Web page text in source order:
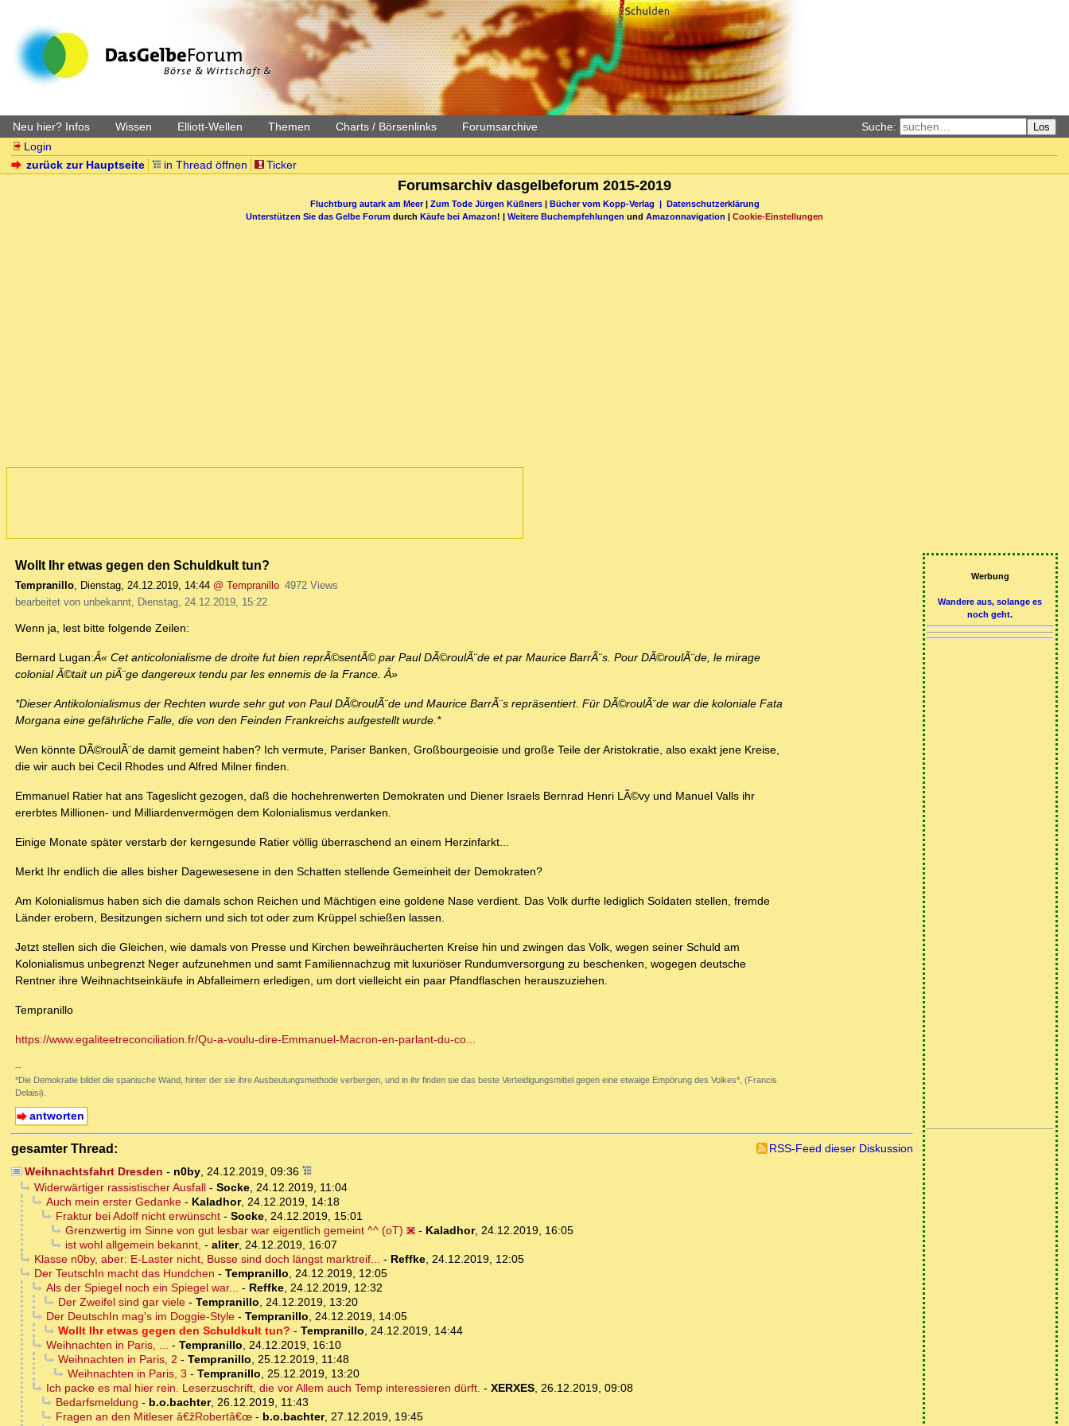
Neu hier? Infos Wissen Elliott-Wellen Themen Charts / Börsenlinks Forumsarchive Suche: Los
Login
zurück zur Hauptseite
in Thread öffnen Ticker
Forumsarchiv dasgelbeforum 2015-2019
Fluchtburg autark am Meer| Zum Tode Jürgen Küßners| Bücher vom Kopp-Verlag |
Datenschutzerklärung
Unterstützen Sie das Gelbe Forum durch Käufe bei Amazon! | Weitere Buchempfehlungen und Amazonnavigation Cookie-Einstellungen
Wollt Ihr etwas gegen den Schuldkult tun?
Tempranillo, Dienstag, 24.12.2019, 14:44 @ Tempranillo 4972 Views
bearbeitet von unbekannt, Dienstag, 24.12.2019, 15:22
Wenn ja, lest bitte folgende Zeilen:
Bernard Lugan:Â« Cet anticolonialisme de droite fut bien reprÃ©sentÃ© par Paul DÃ©roulÃ¨de et par Maurice BarrÃ¨s. Pour DÃ©roulÃ¨de, le mirage
colonial Ã©tait un piÃ¨ge dangereux tendu par les ennemis de la France. Â»
*Dieser Antikolonialismus der Rechten wurde sehr gut von Paul DÃ©roulÃ¨de und Maurice BarrÃ¨s repräsentiert. Für DÃ©roulÃ¨de war die koloniale Fata
Morgana eine gefährliche Falle, die von den Feinden Frankreichs aufgestellt wurde.*
Wen könnte DÃ©roulÃ¨de damit gemeint haben? Ich vermute, Pariser Banken, Großbourgeoisie und große Teile der Aristokratie, also exakt jene Kreise,
die wir auch bei Cecil Rhodes und Alfred Milner finden.
Emmanuel Ratier hat ans Tageslicht gezogen, daß die hochehrenwerten Demokraten und Diener Israels Bernrad Henri LÃ©vy und Manuel Valls ihr
ererbtes Millionen- und Milliardenvermögen dem Kolonialismus verdanken.
Einige Monate später verstarb der kerngesunde Ratier völlig überraschend an einem Herzinfarkt...
Merkt Ihr endlich die alles bisher Dagewesesene in den Schatten stellende Gemeinheit der Demokraten?
Am Kolonialismus haben sich die damals schon Reichen und Mächtigen eine goldene Nase verdient. Das Volk durfte lediglich Soldaten stellen, fremde
Länder erobern, Besitzungen sichern und sich tot oder zum Krüppel schießen lassen.
Jetzt stellen sich die Gleichen, wie damals von Presse und Kirchen beweihräucherten Kreise hin und zwingen das Volk, wegen seiner Schuld am
Kolonialismus unbegrenzt Neger aufzunehmen und samt Familiennachzug mit luxuriöser Rundumversorgung zu beschenken, wogegen deutsche
Rentner ihre Weihnachtseinkäufe in Abfalleimern erledigen, um dort vielleicht ein paar Pfandflaschen herauszuziehen.
Tempranillo
https://www.egaliteetreconciliation.fr/Qu-a-voulu-dire-Emmanuel-Macron-en-parlant-du-co...
--
*Die Demokratie bildet die spanische Wand, hinter der sie ihre Ausbeutungsmethode verbergen, und in ihr finden sie das beste Verteidigungsmittel gegen eine etwaige Empörung des Volkes*, (Francis
Delaisi).
antworten
gesamter Thread:
RSS-Feed dieser Diskussion
Weihnachtsfahrt Dresden - n0by, 24.12.2019, 09:36
Widerwärtiger rassistischer Ausfall- Socke, 24.12.2019, 11:04
Auch mein erster Gedanke- Kaladhor, 24.12.2019, 14:18
Fraktur bei Adolf nicht erwünscht- Socke, 24.12.2019, 15:01
Grenzwertig im Sinne von gut lesbar war eigentlich gemeint ^^ (oT)
- Kaladhor, 24.12.2019, 16:05
ist wohl allgemein bekannt, - aliter, 24.12.2019, 16:07
Klasse n0by, aber: E-Laster nicht, Busse sind doch längst marktreif...
- Reffke, 24.12.2019, 12:05
Der TeutschIn macht das Hundchen - Tempranillo
24.12.2019, 12:05
Als der Spiegel noch ein Spiegel war...
- Reffke, 24.12.2019, 12:32
Der Zweifel sind gar viele- Tempranillo
24.12.2019, 13:20
Der DeutschIn mag's im Doggie-Style- Tempranillo
24.12.2019, 14:05
Wollt Ihr etwas gegen den Schuldkult tun? - Tempranillo
24.12.2019, 14:44
Weihnachten in Paris, ...
- Tempranillo
24.12.2019, 16:10
Weihnachten in Paris, 2 - Tempranillo
25.12.2019, 11:48
Weihnachten in Paris, 3 - Tempranillo
25.12.2019, 13:20
Ich packe es mal hier rein. Leserzuschrift, die vor Allem auch Temp interessieren dürft. - XERXES, 26.12.2019, 09:08
Bedarfsmeldung - b.o.bachter, 26.12.2019, 11:43
Fragen an den Mitleser â€žRobertâ€œ- b.o.bachter, 27.12.2019, 19:45
Werbung
Wandere aus, solange es
noch geht.